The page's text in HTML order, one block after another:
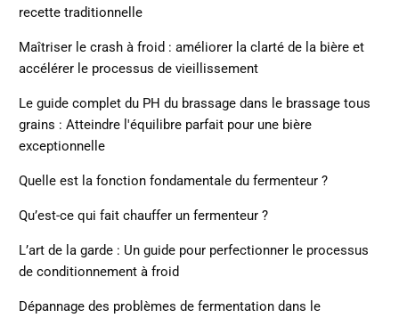
recette traditionnelle
Maîtriser le crash à froid : améliorer la clarté de la bière et
accélérer le processus de vieillissement
Le guide complet du PH du brassage dans le brassage tous
grains : Atteindre l'équilibre parfait pour une bière
exceptionnelle
Quelle est la fonction fondamentale du fermenteur ?
Qu’est-ce qui fait chauffer un fermenteur ?
L’art de la garde : Un guide pour perfectionner le processus
de conditionnement à froid
Dépannage des problèmes de fermentation dans le